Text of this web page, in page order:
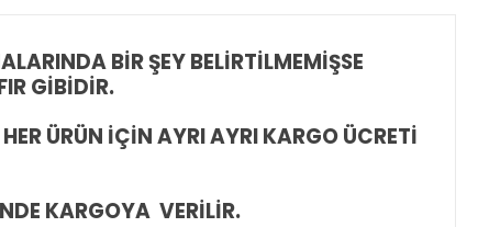
BİR ŞEY BELİRTİLMEMİŞSE
GİBİDİR.
ÜRÜN İÇİN AYRI AYRI KARGO ÜCRETİ
KARGOYA VERİLİR.